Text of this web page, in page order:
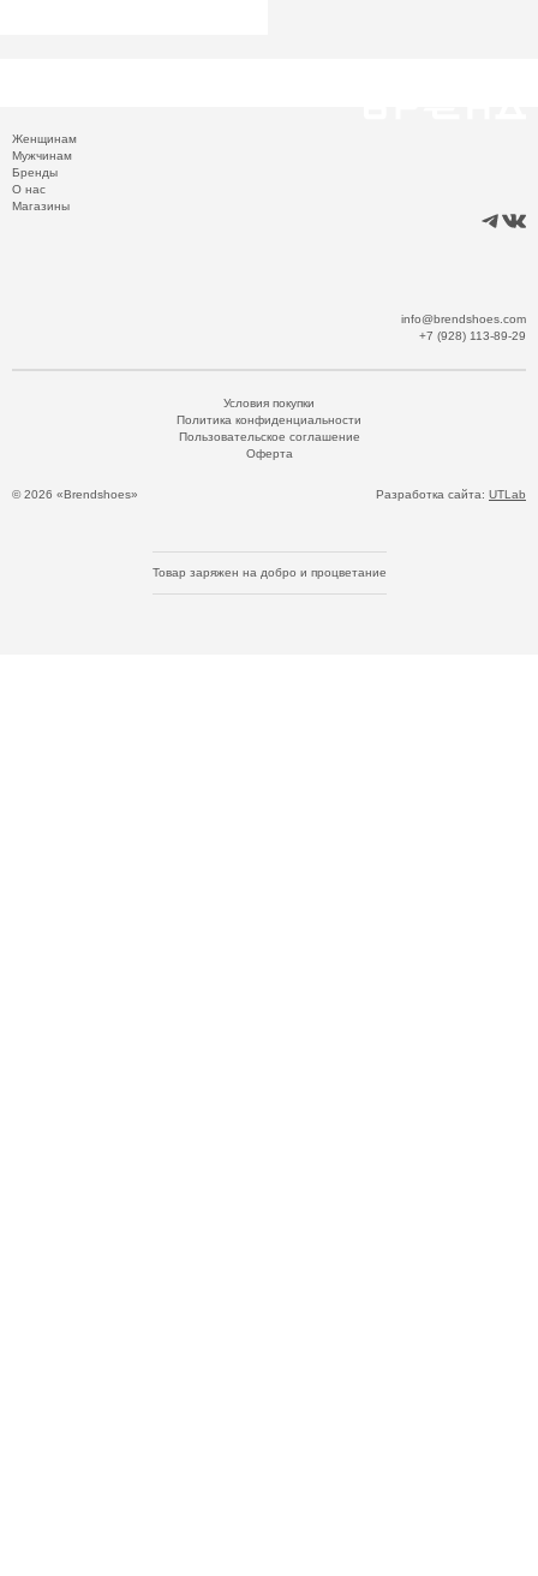
Женщинам
Мужчинам
Бренды
О нас
Магазины
info@brendshoes.com
+7 (928) 113-89-29
© 2026 «Brendshoes»
Условия покупки
Политика конфиденциальности
Пользовательское соглашение
Оферта
Разработка сайта: UTLab
Товар заряжен на добро и процветание